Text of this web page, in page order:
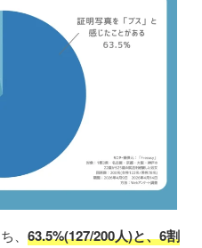
、 63.5%(127/200人)と、6割